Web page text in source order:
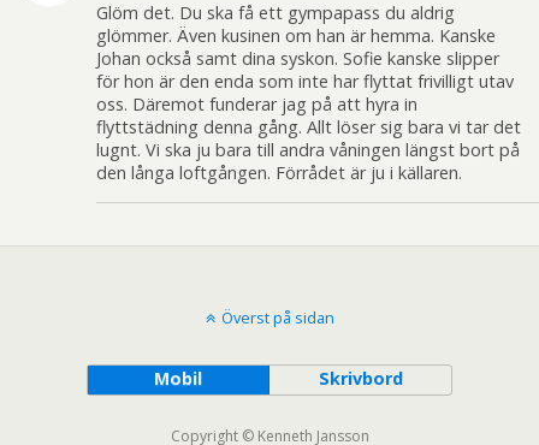
Glöm det. Du ska få ett gympapass du aldrig
glömmer. Även kusinen om han är hemma. Kanske
Johan också samt dina syskon. Sofie kanske slipper
för hon är den enda som inte har flyttat frivilligt utav
oss. Däremot funderar jag på att hyra in
flyttstädning denna gång. Allt löser sig bara vi tar det
lugnt. Vi ska ju bara till andra våningen längst bort på
den långa loftgången. Förrådet är ju i källaren.
Överst på sidan
Mobil Skrivbord
Copyright © Kenneth Jansson